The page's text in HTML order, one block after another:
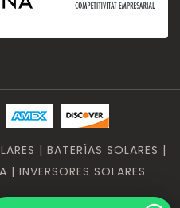
| BATERÍAS SOLARES |
| INVERSORES SOLARES